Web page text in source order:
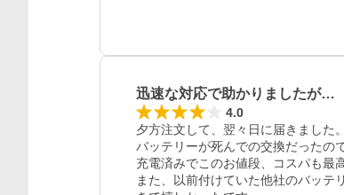
迅速な対応で助かりましたが…
4.0
夕方注文して、翌々日に届きました。
バッテリーが死んでの交換だったの
充電済みでこのお値段、コスパも最
また、以前付けていた他社のバッテ